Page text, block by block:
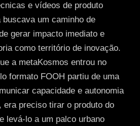
e vídeos de produto
um caminho de
gerar impacto imediato e
como território de inovação.
a metaKosmos entrou no
formato FOOH partiu de uma
capacidade e autonomia
era preciso tirar o produto do
levá-lo a um palco urbano